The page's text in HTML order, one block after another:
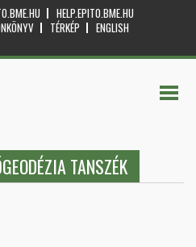
HELP.EPITO.BME.HU
TÉRKÉP
ENGLISH
TANSZÉK